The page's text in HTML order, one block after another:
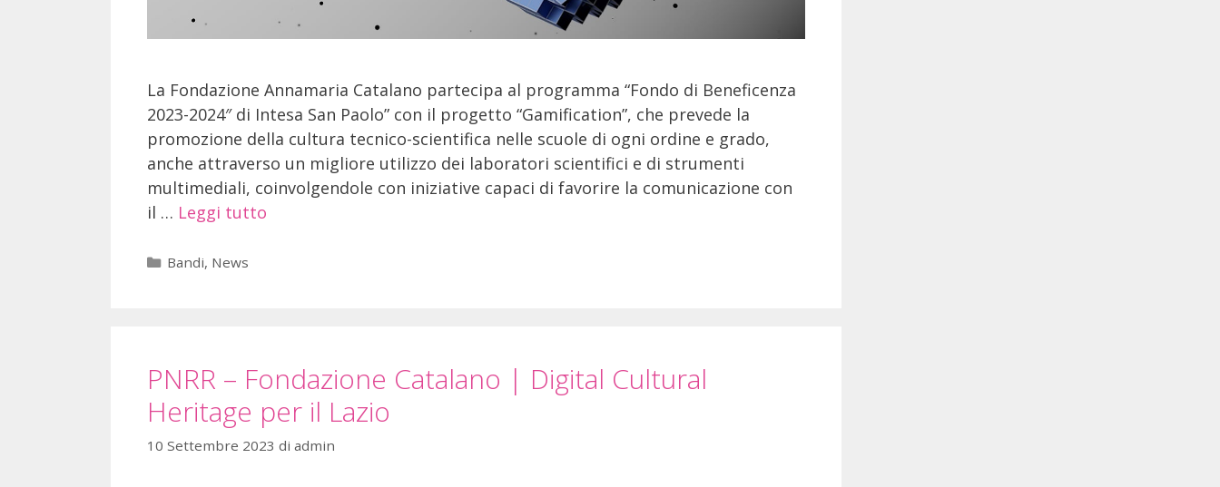
La Fondazione Annamaria Catalano partecipa al programma “Fondo di Beneficenza
2023-2024″ di Intesa San Paolo” con il progetto “Gamification”, che prevede la
promozione della cultura tecnico-scientifica nelle scuole di ogni ordine e grado,
anche attraverso un migliore utilizzo dei laboratori scientifici e di strumenti
multimediali, coinvolgendole con iniziative capaci di favorire la comunicazione con
il … Leggi tutto
Bandi, News
PNRR – Fondazione Catalano | Digital Cultural
Heritage per il Lazio
10 Settembre 2023 di admin